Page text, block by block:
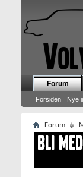
Forum
Forsiden Nye
Forum